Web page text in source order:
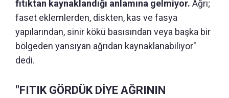
fıtıktan kaynaklandığı anlamına gelmiyor. Ağrı;
faset eklemlerden, diskten, kas ve fasya
yapılarından, sinir kökü basısından veya başka bir
bölgeden yansıyan ağrıdan kaynaklanabiliyor"
dedi.
"FITIK GÖRDÜK DİYE AĞRININ